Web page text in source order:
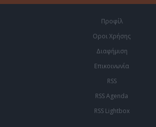
Προφίλ
Οροι Χρήσης
Διαφήμιση
Επικοινωνία
RSS
RSS Agenda
RSS Lightbox